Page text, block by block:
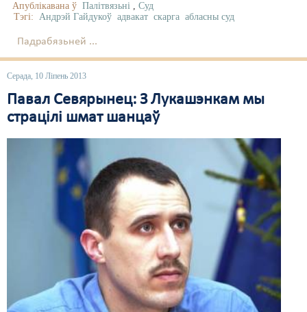
Апублікавана ў Палітвязьні , Суд
Тэгі: Андрэй Гайдукоў адвакат скарга абласны суд
Падрабязьней ...
Серада, 10 Ліпень 2013
Павал Севярынец: З Лукашэнкам мы
страцілі шмат шанцаў